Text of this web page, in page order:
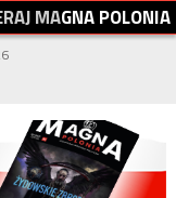
RAJMAGNAPOLONIA